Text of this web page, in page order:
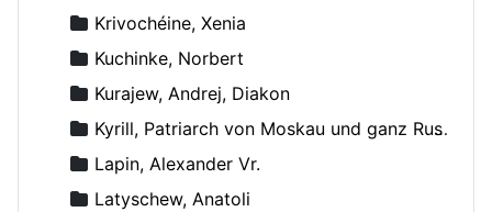
Krivochéine, Xenia
Kuchinke, Norbert
Kurajew, Andrej, Diakon
Kyrill, Patriarch von Moskau und ganz Russland
Lapin, Alexander Vr.
Latyschew, Anatoli